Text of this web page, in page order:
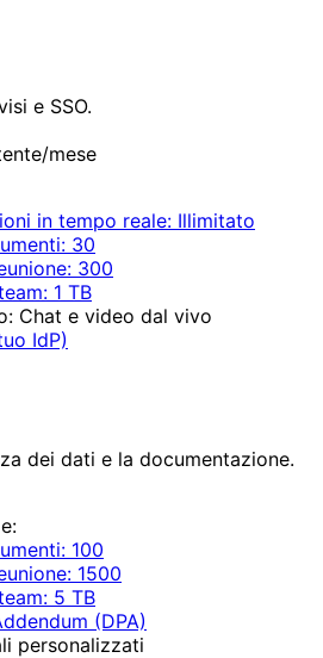
e SSO.
mese
in tempo reale: Illimitato
30
300
1 TB
Chat e video dal vivo
IdP)
dei dati e la documentazione.
100
1500
5 TB
(DPA)
personalizzati